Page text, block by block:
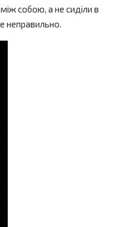
собою, а не сиділи в
неправильно.